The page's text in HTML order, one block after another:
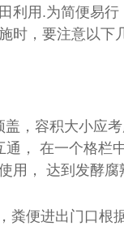
利用.为简便易
时，要注意以下
，容积大小应
， 在一个格栏
用， 达到发酵腐
粪便进出门口根